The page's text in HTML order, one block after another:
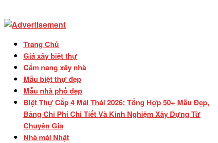
Trang Chủ
Giá xây biệt thự
Cẩm nang xây nhà
Mẫu biệt thự đẹp
Mẫu nhà phố đẹp
Biệt Thự Cấp 4 Mái Thái 2026: Tổng Hợp 50+ Mẫu Đẹp,
Bảng Chi Phí Chi Tiết Và Kinh Nghiệm Xây Dựng Từ
Chuyên Gia
Nhà mái Nhật